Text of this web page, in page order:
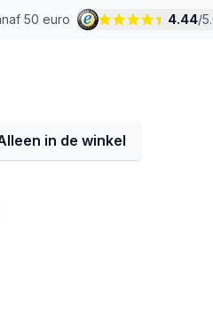
50 euro 4.44/
in de winkel